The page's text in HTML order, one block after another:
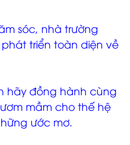
sóc, nhà trường
triển toàn diện về
hãy đồng hành cùng
mầm cho thế hệ
ước mơ.